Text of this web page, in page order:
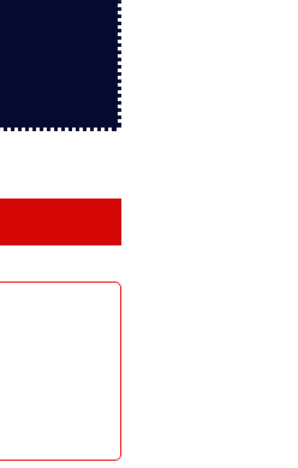
vũ trụ số lượng